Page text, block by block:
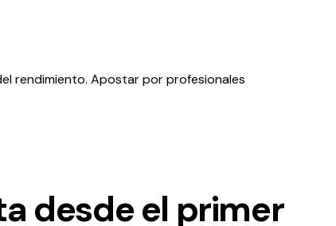
rendimiento. Apostar por profesionales
desde el primer